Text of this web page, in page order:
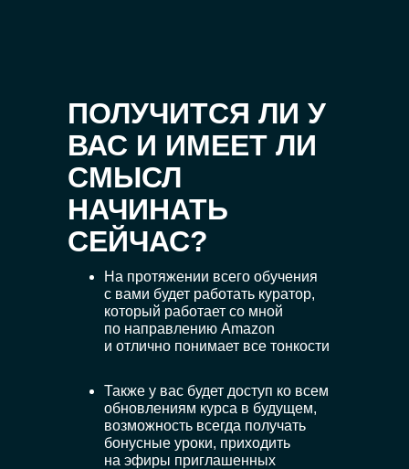
Также у вас будет доступ ко всем
обновлениям курса в будущем,
возможность всегда получать
бонусные уроки, приходить
на эфиры приглашенных
На протяжении всего обучения
с вами будет работать куратор,
который работает со мной
по направлению Amazon
и отлично понимает все тонкости
ПОЛУЧИТСЯ ЛИ У
ВАС И ИМЕЕТ ЛИ
СМЫСЛ
НАЧИНАТЬ
СЕЙЧАС?